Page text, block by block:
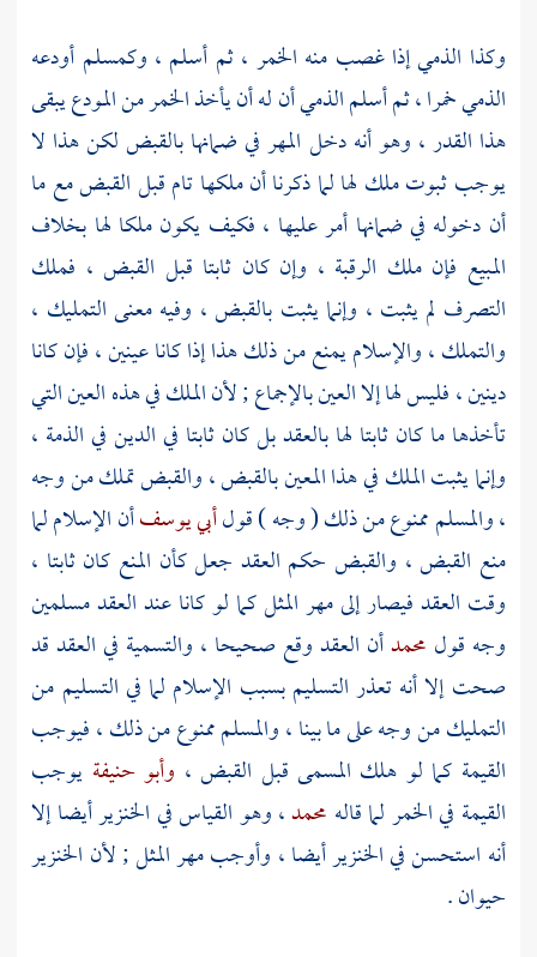
وكذا الذمي إذا غصب منه الخمر ، ثم أسلم ، وكمسلم أودعه
الذمي خمرا ، ثم أسلم الذمي أن له أن يأخذ الخمر من المودع يبقى
هذا القدر ، وهو أنه دخل المهر في ضمانها بالقبض لكن هذا لا
يوجب ثبوت ملك لها لما ذكرنا أن ملكها تام قبل القبض مع ما
أن دخوله في ضمانها أمر عليها ، فكيف يكون ملكا لها بخلاف
المبيع فإن ملك الرقبة ، وإن كان ثابتا قبل القبض ، فملك
التصرف لم يثبت ، وإنما يثبت بالقبض ، وفيه معنى التمليك ،
والتملك ، والإسلام يمنع من ذلك هذا إذا كانا عينين ، فإن كانا
دينين ، فليس لها إلا العين بالإجماع ; لأن الملك في هذه العين التي
تأخذها ما كان ثابتا لها بالعقد بل كان ثابتا في الدين في الذمة ،
وإنما يثبت الملك في هذا المعين بالقبض ، والقبض تملك من وجه
، والمسلم ممنوع من ذلك ( وجه ) قولأبي يوسفأن الإسلام لما
منع القبض ، والقبض حكم العقد جعل كأن المنع كان ثابتا ،
وقت العقد فيصار إلى مهر المثل كما لو كانا عند العقد مسلمين
وجه قول محمدأن العقد وقع صحيحا ، والتسمية في العقد قد
صحت إلا أنه تعذر التسليم بسبب الإسلام لما في التسليم من
التمليك من وجه على ما بينا ، والمسلم ممنوع من ذلك ، فيوجب
القيمة كما لو هلك المسمى قبل القبض ، وأبو حنيفة يوجب
القيمة في الخمر لما قاله محمد، وهو القياس في الخنزير أيضا إلا
أنه استحسن في الخنزير أيضا ، وأوجب مهر المثل ; لأن الخنزير
حيوان .